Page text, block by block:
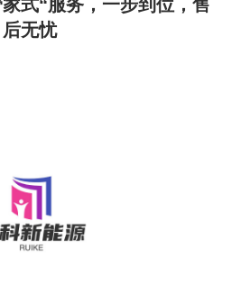
式“服务，一步到位，售
后无忧